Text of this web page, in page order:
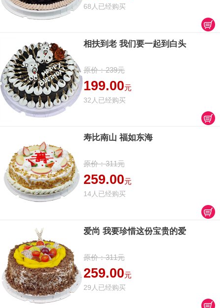
68人已经购买
相扶到老 我们要一起到白头
原价：239元
199.00元
32人已经购买
寿比南山 福如东海
原价：311元
259.00元
14人已经购买
爱尚 我要珍惜这份宝贵的爱
原价：311元
259.00元
29人已经购买